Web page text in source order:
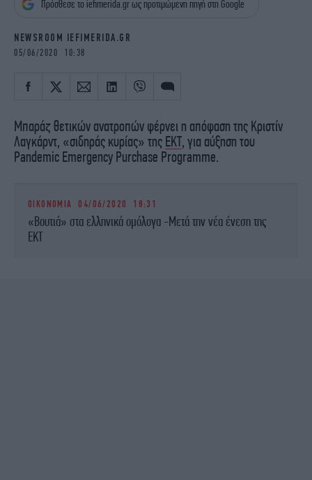
iBOOKS
ΖΩΔΙΑ
MEDIA
NEWSLETTER
Πρόσθεσε το iefimerida.gr ως προτιμώμενη πηγή στη Google
NEWSROOM IEFIMERIDA.GR
05/06/2020 10:38
Μπαράζ θετικών ανατροπών φέρνει η απόφαση της Κριστίν
Λαγκάρντ, «σιδηράς κυρίας» της ΕΚΤ, για αύξηση του
Pandemic Emergency Purchase Programme.
ΟΙΚΟΝΟΜΙΑ 04/06/2020 18:31
«Βουτιά» στα ελληνικά ομόλογα -Μετά την νέα ένεση της
ΕΚΤ